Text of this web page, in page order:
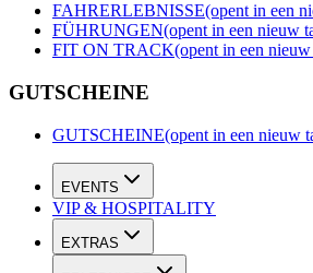
FAHRERLEBNISSE(opent in een
FÜHRUNGEN(opent in een nieuw
FIT ON TRACK(opent in een
GUTSCHEINE
GUTSCHEINE(opent in een nieuw
EVENTS
VIP & HOSPITALITY
EXTRAS